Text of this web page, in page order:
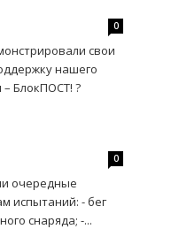
0
свои
нашего
БлокПОСТ! ?
0
очередные
испытаний: - бег
снаряда; -...